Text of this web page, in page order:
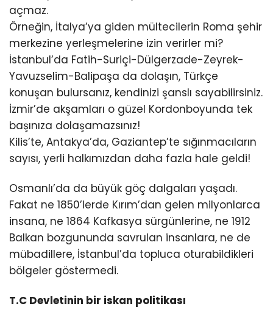
açmaz.
Örneğin, İtalya’ya giden mültecilerin Roma şehir
merkezine yerleşmelerine izin verirler mi?
İstanbul’da Fatih-Suriçi-Dülgerzade-Zeyrek-
Yavuzselim-Balipaşa da dolaşın, Türkçe
konuşan bulursanız, kendinizi şanslı sayabilirsiniz.
İzmir’de akşamları o güzel Kordonboyunda tek
başınıza dolaşamazsınız!
Kilis’te, Antakya’da, Gaziantep’te sığınmacıların
sayısı, yerli halkımızdan daha fazla hale geldi!
Osmanlı’da da büyük göç dalgaları yaşadı.
Fakat ne 1850’lerde Kırım’dan gelen milyonlarca
insana, ne 1864 Kafkasya sürgünlerine, ne 1912
Balkan bozgununda savrulan insanlara, ne de
mübadillere, İstanbul’da topluca oturabildikleri
bölgeler göstermedi.
T.C Devletinin bir iskan politikası